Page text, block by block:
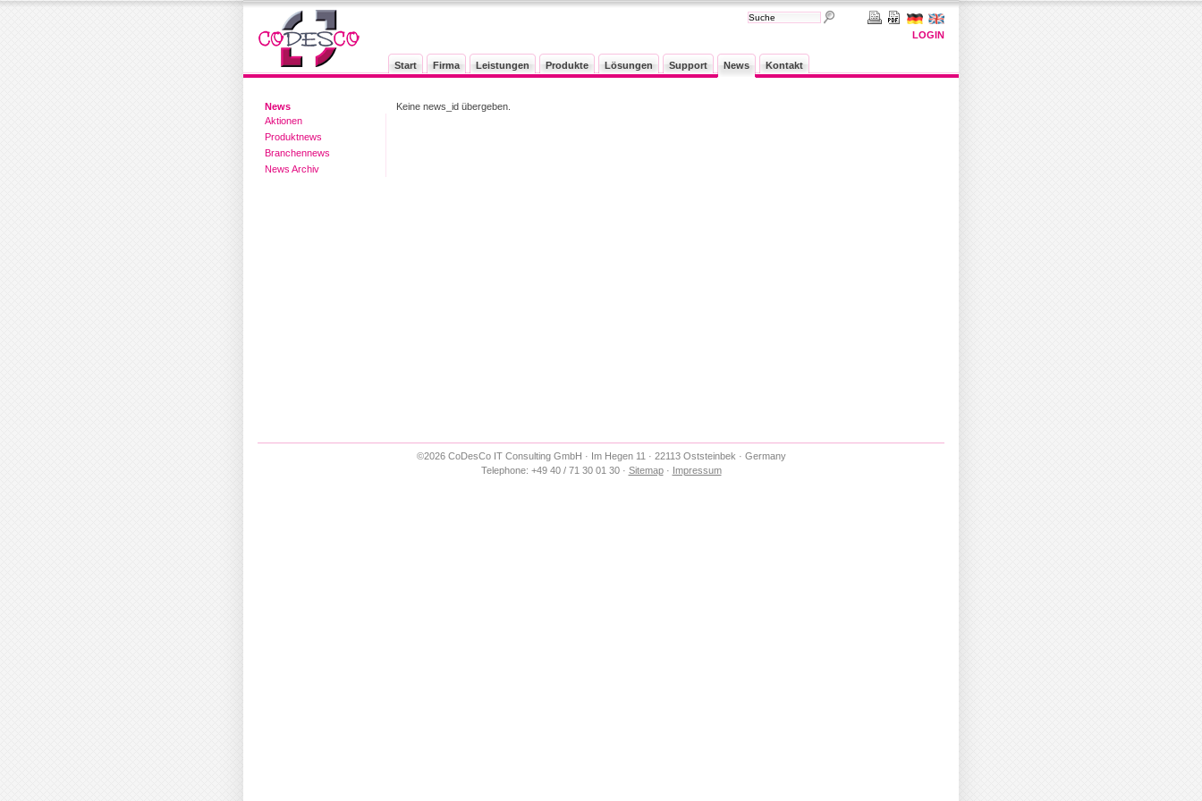
LOGIN
Start Firma Leistungen Produkte Lösungen Support News Kontakt
News
Aktionen
Produktnews
Branchennews
News Archiv
Keine news_id übergeben.
©2026 CoDesCo IT Consulting GmbH · Im Hegen 11 · 22113 Oststeinbek · Germany
Telephone: +49 40 / 71 30 01 30 · Sitemap· Impressum